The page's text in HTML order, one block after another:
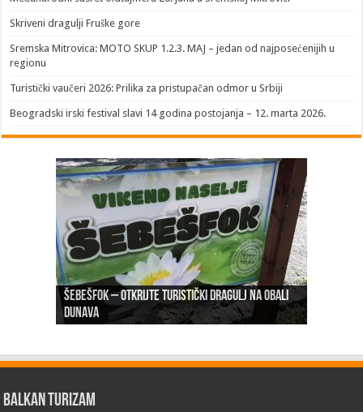
Skriveni dragulji Fruške gore
Sremska Mitrovica: MOTO SKUP 1.2.3. MAJ – jedan od najposećenijih u
regionu
Turistički vaučeri 2026: Prilika za pristupačan odmor u Srbiji
Beogradski irski festival slavi 14 godina postojanja – 12. marta 2026.
Šebešfok – Otkrijte turistički dragulj na obali
Dunava
Erdevik: Sremska kulenijada 8. juna
Pomerena kupališna sezona na Gradskoj plaži u
Sremskoj Mitrovici
Novi Sad: Exit festival od 6.do 9. jula
26. Međunarodni sajam turizma „EMITT 2023“
Balkan Turizam